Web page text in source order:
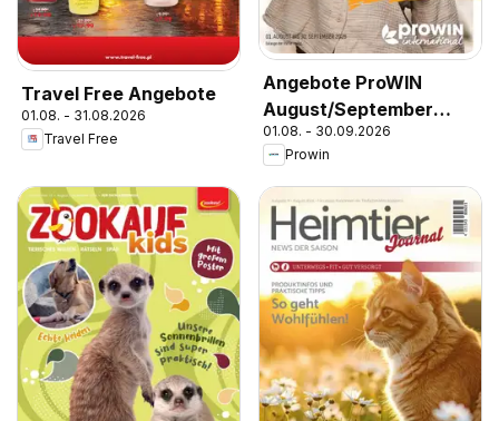
Travel Free Angebote
01.08. - 31.08.2026
Travel Free
Angebote ProWIN
August/September
2026
01.08. - 30.09.2026
Prowin